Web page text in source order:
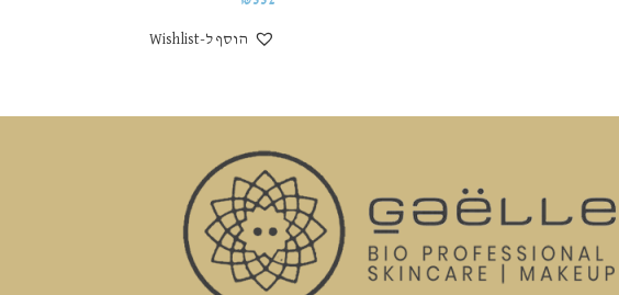
הוסף ל-Wishlist